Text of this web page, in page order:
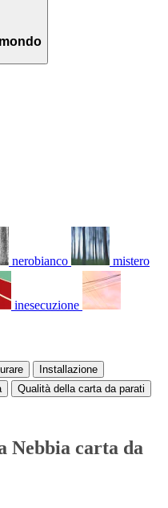
nerobianco mistero
inesecuzione
Installazione
Qualità della carta da parati
Nebbia carta da